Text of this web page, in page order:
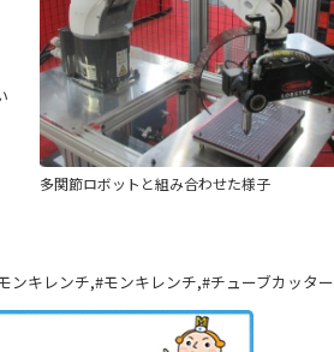
多関節ロボットと組み合わせた様子
ンキレンチ,#モンキレンチ,#チューブカッター